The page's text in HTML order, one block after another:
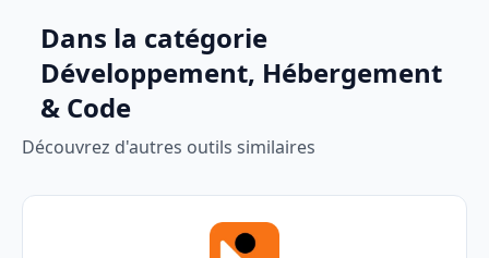
Dans la catégorie
Développement, Hébergement
& Code
Découvrez d'autres outils similaires